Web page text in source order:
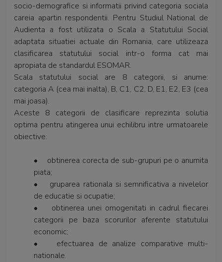
socio-demografice si informatii privind categoria sociala
careia apartin respondentii. Pentru Studiul National de
Audienta a fost utilizata o Scala a Statutului Social
adaptata situatiei actuale din Romania, care utilizeaza
clasificarea statutului social intr-o forma cat mai
apropiata de standardul ESOMAR.
Scala statutului social are 8 categorii, si anume:
categoria A (cea mai inalta), B, C1, C2, D, E1, E2, E3 (cea
mai joasa).
Aceste 8 categorii de clasificare reprezinta solutia
optima pentru atingerea unui echilibru intre urmatoarele
obiective:
• obtinerea corecta de sub-grupuri pe o anumita
piata;
• gruparea rationala si semnificativa a nivelelor
de educatie si ocupatie;
• obtinerea unei omogenitati in cadrul fiecarei
categorii pe baza scorurilor aferente statutului
economic;
• efectuarea de analize comparative multi-
nationale.